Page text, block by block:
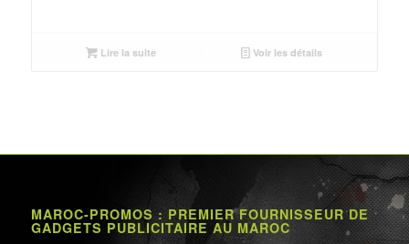
Lire la suite Voir les détails
MAROC-PROMOS : PREMIER FOURNISSEUR DE
GADGETS PUBLICITAIRE AU MAROC